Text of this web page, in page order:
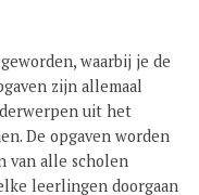
waarbij je de
zijn allemaal
uit het
De opgaven worden
van alle scholen
leerlingen doorgaan